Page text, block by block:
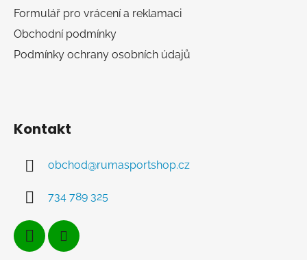
Formulář pro vrácení a reklamaci
Obchodní podmínky
Podmínky ochrany osobních údajů
Kontakt
obchod@rumasportshop.cz
734 789 325